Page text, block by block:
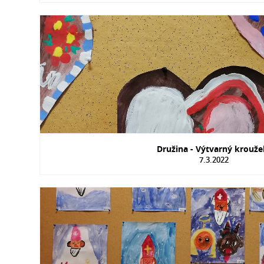
Družina - Výtvarný
7.3.2022